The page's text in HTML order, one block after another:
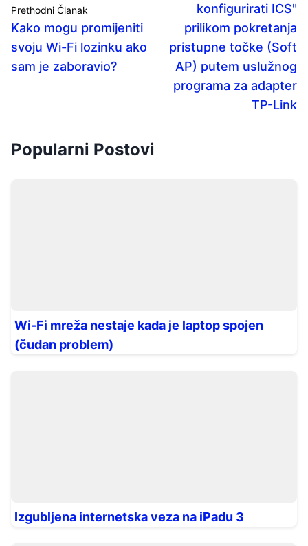
Prethodni Članak
Kako mogu promijeniti
svoju Wi-Fi lozinku ako
sam je zaboravio?
konfigurirati ICS"
prilikom pokretanja
pristupne točke (Soft
AP) putem uslužnog
programa za adapter
TP-Link
Popularni Postovi
Wi-Fi mreža nestaje kada je laptop spojen
(čudan problem)
Izgubljena internetska veza na iPadu 3